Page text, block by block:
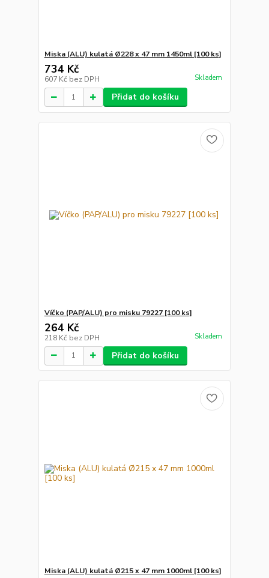
Miska (ALU) kulatá Ø228 x 47 mm 1450ml [100 ks]
734 Kč
607 Kč bez DPH Skladem
Přidat do košíku
Víčko (PAP/ALU) pro misku 79227 [100 ks]
264 Kč
218 Kč bez DPH Skladem
Přidat do košíku
Miska (ALU) kulatá Ø215 x 47 mm 1000ml [100 ks]